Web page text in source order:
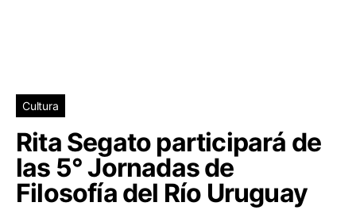
Cultura
Rita Segato participará de
las 5° Jornadas de
Filosofía del Río Uruguay